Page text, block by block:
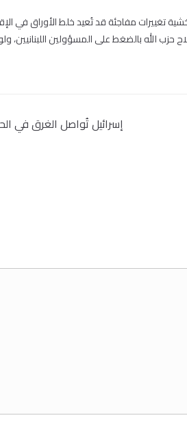
تغييرات مفاجئة قد تُعيد خلط الأوراق في
حزب الله بالضغط على المسؤولين اللبنانيين،
إسرائيل تُواصل الغرق في